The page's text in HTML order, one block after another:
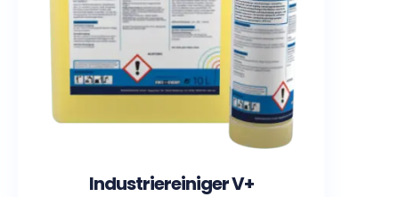
Industriereiniger V+